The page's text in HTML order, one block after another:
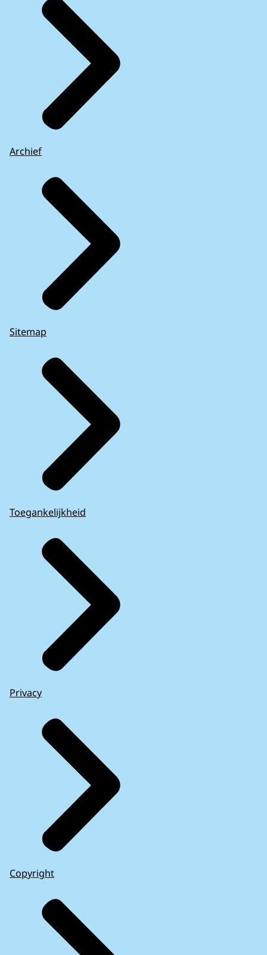
Archief
Sitemap
Toegankelijkheid
Privacy
Copyright